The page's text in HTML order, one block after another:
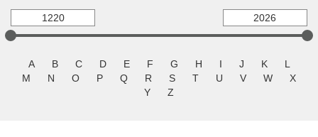
A B C D E F G H I J K
L
M
N O P Q R S T U V W
X
Y
Z